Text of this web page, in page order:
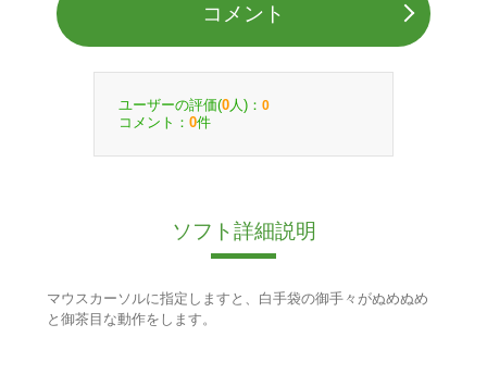
コメント
ユーザーの評価(0 人)： 0
コメント： 0件
ソフト詳細説明
マウスカーソルに指定しますと、白手袋の御手々がぬめぬめ
と御茶目な動作をします。